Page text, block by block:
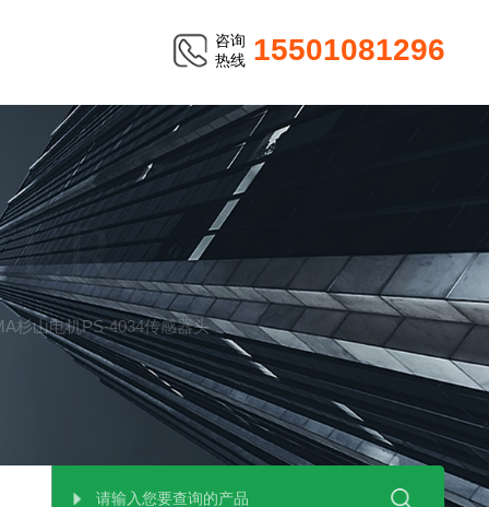
咨询
热线 15501081296
杉山电机PS-4034传感器头